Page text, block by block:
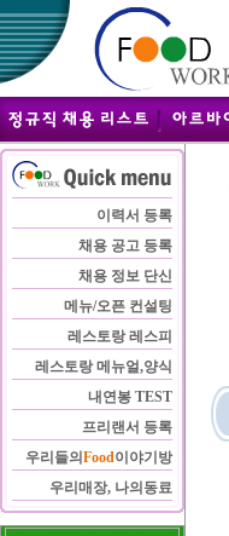
이력서 등록
채용 공고 등록
채용 정보 단신
메뉴/오픈 컨설팅
레스토랑 레스피
레스토랑 메뉴얼,양식
내연봉 TEST
프리랜서 등록
우리들의 Food이야기방
우리매장, 나의동료